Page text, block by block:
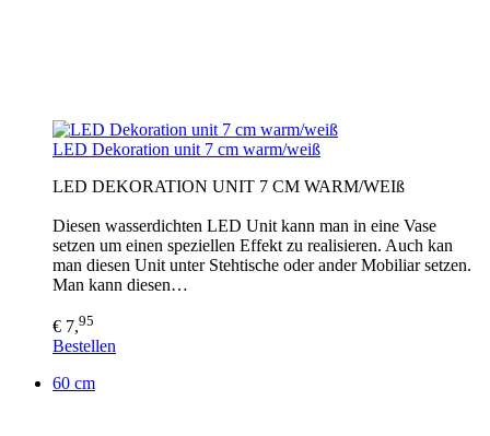
LED Dekoration unit 7 cm warm/weiß
LED DEKORATION UNIT 7 CM WARM/WEIß
Diesen wasserdichten LED Unit kann man in eine Vase
setzen um einen speziellen Effekt zu realisieren. Auch kan
man diesen Unit unter Stehtische oder ander Mobiliar setzen.
Man kann diesen…
€ 7,95
Bestellen
60 cm